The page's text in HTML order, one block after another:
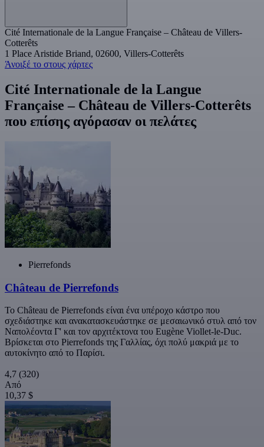
Cité Internationale de la Langue Française – Château de Villers-
Cotterêts
1 Place Aristide Briand, 02600, Villers-Cotterêts
Άνοιξέ το στους χάρτες
Cité Internationale de la Langue
Française – Château de Villers-Cotterêts
που επίσης αγόρασαν οι πελάτες
Pierrefonds
Château de Pierrefonds
Το Château de Pierrefonds είναι ένα υπέροχο κάστρο που
σχεδιάστηκε και ανακατασκευάστηκε σε μεσαιωνικό στυλ από τον
Ναπολέοντα Γ' και τον αρχιτέκτονα του Eugène Viollet-le-Duc.
Βρίσκεται στο Pierrefonds της Γαλλίας, όχι πολύ μακριά με το
αυτοκίνητο από το Παρίσι.
4,7 (320)
Από
10,37 $